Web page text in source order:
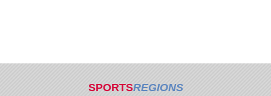
SPORTSREGIONS